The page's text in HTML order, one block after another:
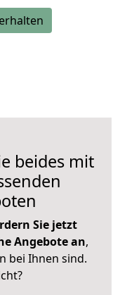
beides mit
Sie jetzt
Angebote an,
bei Ihnen sind.